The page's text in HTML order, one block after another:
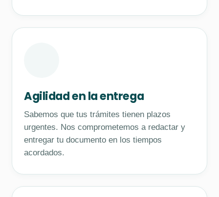
Agilidad en la entrega
Sabemos que tus trámites tienen plazos
urgentes. Nos comprometemos a redactar y
entregar tu documento en los tiempos
acordados.